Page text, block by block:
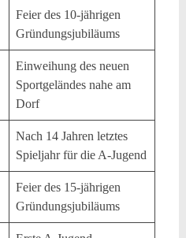
Feier des 10-jährigen
Gründungsjubiläums
Einweihung des neuen
Sportgeländes nahe am
Dorf
Nach 14 Jahren letztes
Spieljahr für die A-Jugend
Feier des 15-jährigen
Gründungsjubiläums